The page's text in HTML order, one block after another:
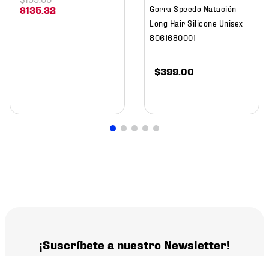
$135.32
Gorra Speedo Natación
Long Hair Silicone Unisex
8061680001
$399.00
¡Suscríbete a nuestro Newsletter!